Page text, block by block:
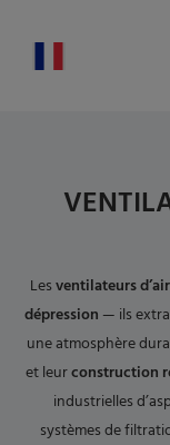
Lesventilateurs
dépression — ils
une atmosphère
et leurconstruction
industrielles
systèmes de